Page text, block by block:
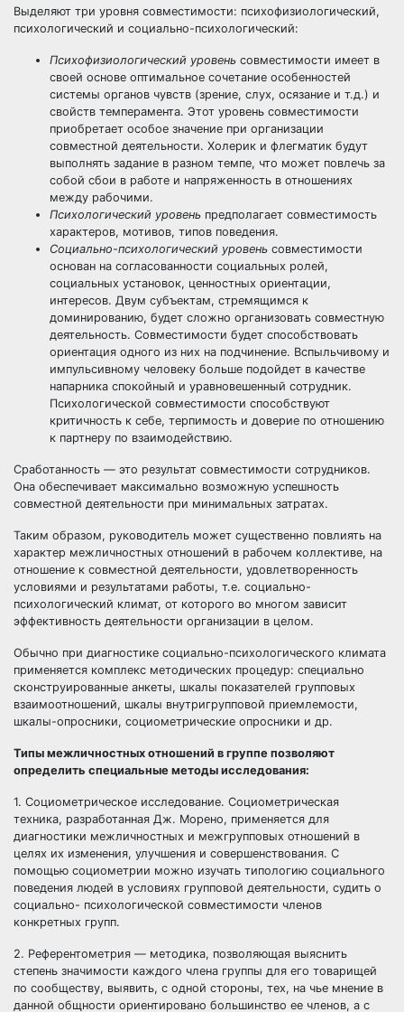
Выделяют три уровня совместимости: психофизиологический,
психологический и социально-психологический:
Психофизиологический уровень совместимости имеет в
своей основе оптимальное сочетание особенностей
системы органов чувств (зрение, слух, осязание и т.д.) и
свойств темперамента. Этот уровень совместимости
приобретает особое значение при организации
совместной деятельности. Холерик и флегматик будут
выполнять задание в разном темпе, что может повлечь за
собой сбои в работе и напряженность в отношениях
между рабочими.
Психологический уровень предполагает совместимость
характеров, мотивов, типов поведения.
Социально-психологический уровень совместимости
основан на согласованности социальных ролей,
социальных установок, ценностных ориентации,
интересов. Двум субъектам, стремящимся к
доминированию, будет сложно организовать совместную
деятельность. Совместимости будет способствовать
ориентация одного из них на подчинение. Вспыльчивому и
импульсивному человеку больше подойдет в качестве
напарника спокойный и уравновешенный сотрудник.
Психологической совместимости способствуют
критичность к себе, терпимость и доверие по отношению
к партнеру по взаимодействию.
Сработанность — это результат совместимости сотрудников.
Она обеспечивает максимально возможную успешность
совместной деятельности при минимальных затратах.
Таким образом, руководитель может существенно повлиять на
характер межличностных отношений в рабочем коллективе, на
отношение к совместной деятельности, удовлетворенность
условиями и результатами работы, т.е. социально-
психологический климат, от которого во многом зависит
эффективность деятельности организации в целом.
Обычно при диагностике социально-психологического климата
применяется комплекс методических процедур: специально
сконструированные анкеты, шкалы показателей групповых
взаимоотношений, шкалы внутригрупповой приемлемости,
шкалы-опросники, социометрические опросники и др.
Типы межличностных отношений в группе позволяют
определить специальные методы исследования:
1. Социометрическое исследование. Социометрическая
техника, разработанная Дж. Морено, применяется для
диагностики межличностных и межгрупповых отношений в
целях их изменения, улучшения и совершенствования. С
помощью социометрии можно изучать типологию социального
поведения людей в условиях групповой деятельности, судить о
социально- психологической совместимости членов
конкретных групп.
2. Референтометрия — методика, позволяющая выяснить
степень значимости каждого члена группы для его товарищей
по сообществу, выявить, с одной стороны, тех, на чье мнение в
данной общности ориентировано большинство ее членов, а с